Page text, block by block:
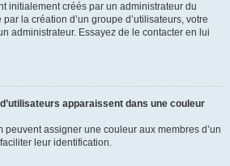
initialement créés par un administrateur du
la création d’un groupe d’utilisateurs, votre
administrateur. Essayez de le contacter en lui
apparaissent dans une couleur
peuvent assigner une couleur aux membres d’un
leur identification.